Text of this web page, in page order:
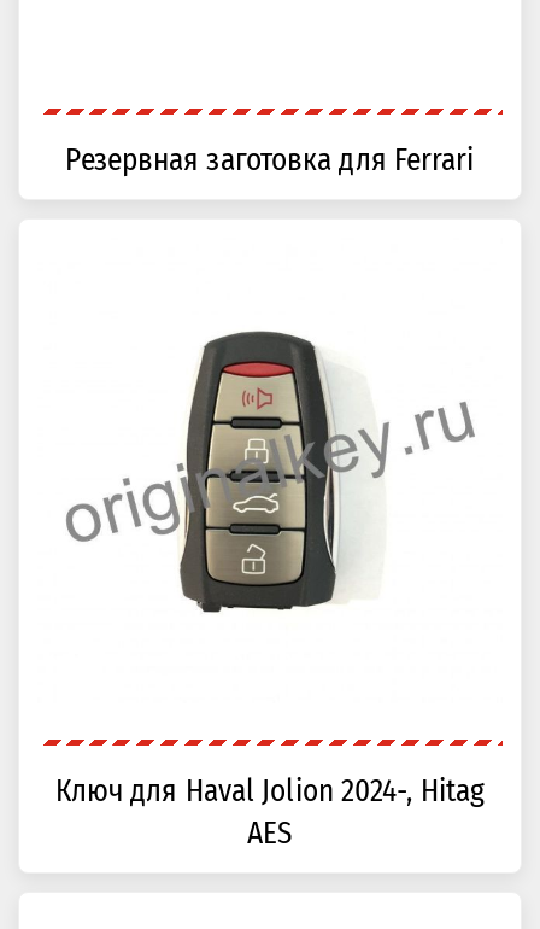
Резервная заготовка для Ferrari
Ключ для Haval Jolion 2024-, Hitag
AES